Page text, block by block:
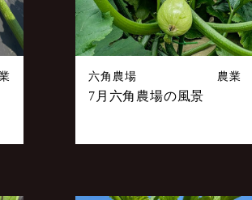
六角農場 農業
7月六角農場の風景